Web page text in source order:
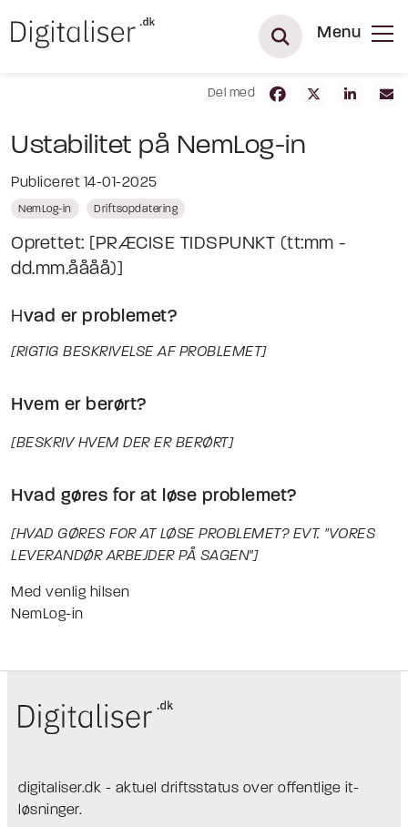
Menu
Del med
Ustabilitet på NemLog-in
Publiceret 14-01-2025
NemLog-in Driftsopdatering
Oprettet: [PRÆCISE TIDSPUNKT (tt:mm -
dd.mm.åååå)]
Hvad er problemet?
[RIGTIG BESKRIVELSE AF PROBLEMET]
Hvem er berørt?
[BESKRIV HVEM DER ER BERØRT]
Hvad gøres for at løse problemet?
[HVAD GØRES FOR AT LØSE PROBLEMET? EVT. "VORES
LEVERANDØR ARBEJDER PÅ SAGEN"]
Med venlig hilsen
NemLog-in
digitaliser.dk - aktuel driftsstatus over offentlige it-
løsninger.